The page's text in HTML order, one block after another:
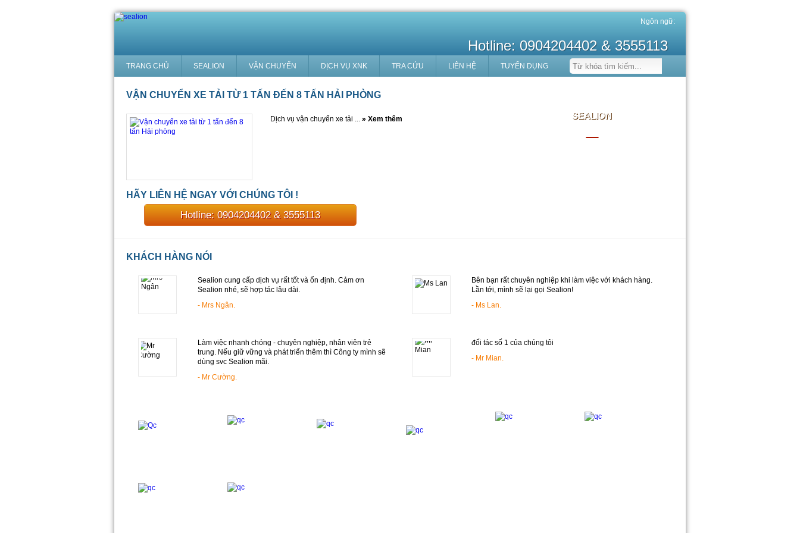
Ngôn ngữ:
Hotline: 0904204402 & 3555113
TRANG CHỦ SEALION VẬN CHUYỂN DỊCH VỤ XNK TRA CỨU LIÊN HỆ TUYỂN DỤNG
VẬN CHUYỂN XE TẢI TỪ 1 TẤN ĐẾN 8 TẤN HẢI PHÒNG
Dịch vụ vận chuyển xe tải ... » Xem thêm
HÃY LIÊN HỆ NGAY VỚI CHÚNG TÔI !
Hotline: 0904204402 & 3555113
SEALION
KHÁCH HÀNG NÓI
Sealion cung cấp dịch vụ rất tốt và ổn định. Cảm ơn
Sealion nhé, sẽ hợp tác lâu dài.
- Mrs Ngân.
Bên bạn rất chuyên nghiệp khi làm việc với khách hàng.
Lần tới, mình sẽ lại gọi Sealion!
- Ms Lan.
Làm việc nhanh chóng - chuyên nghiệp, nhân viên trẻ
trung. Nếu giữ vững và phát triển thêm thì Công ty mình sẽ
dùng svc Sealion mãi.
- Mr Cường.
đối tác số 1 của chúng tôi
- Mr Mian.